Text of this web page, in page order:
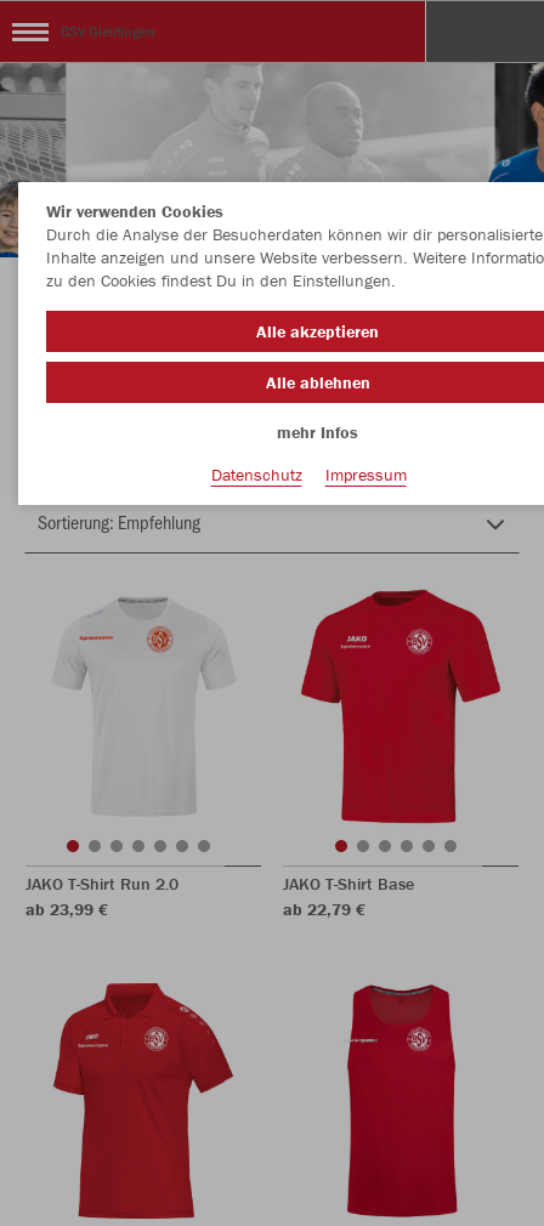
BSV Gleidingen
BSV Hannovera Gleidingen - Tennis
JAKO T-Shirt Run 2.0
ab 23,99 €
JAKO T-Shirt Base
ab 22,79 €
Wir verwenden Cookies
Durch die Analyse der Besucherdaten können wir dir personalisierte
Inhalte anzeigen und unsere Website verbessern. Weitere
zu den Cookies findest Du in den Einstellungen.
Alle akzeptieren
Alle ablehnen
mehr Infos
Datenschutz
Impressum